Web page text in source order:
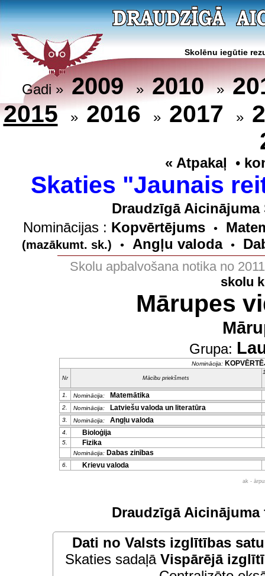
Skolēnu iegūtie
Gadi »2009»2010»
2015 » 2016 » 2017 »
« Atpakaļ •
Skaties "Jaunais
Draudzīgā
Nominācijas : Kopvērtējums •
(mazākumt. sk.) • Angļu valoda •
Skolu apbalvošana notika no
skolu
Mārupes
Grupa:
Nominācija:
Nr Mācību priekšmets
1. Nominācija: Matemātika
2. Nominācija: Latviešu valoda un literatūra
3. Nominācija: Angļu valoda
4. Bioloģija
5. Fizika
Nominācija: Dabas zinības
6. Krievu valoda
ak -
Draudzīgā
Dati no Valsts izglītības
Skaties sadaļā Vispārējā